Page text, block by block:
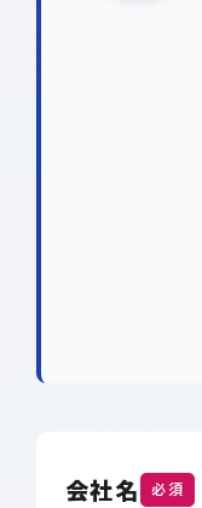
会社名 必須